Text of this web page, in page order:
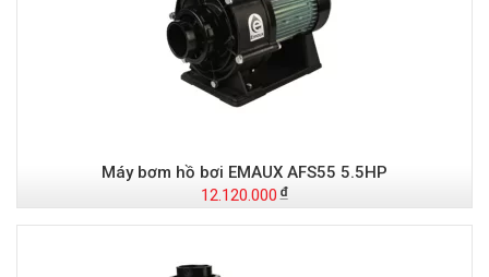
Máy bơm hồ bơi EMAUX AFS55 5.5HP
12.120.000